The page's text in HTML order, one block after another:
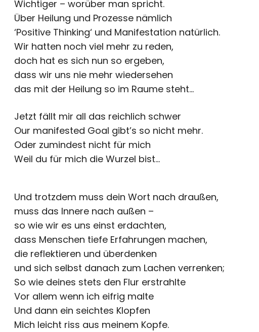
Wichtiger – worüber man spricht.
Über Heilung und Prozesse nämlich
‘Positive Thinking‘ und Manifestation natürlich.
Wir hatten noch viel mehr zu reden,
doch hat es sich nun so ergeben,
dass wir uns nie mehr wiedersehen
das mit der Heilung so im Raume steht…
Jetzt fällt mir all das reichlich schwer
Our manifested Goal gibt’s so nicht mehr.
Oder zumindest nicht für mich
Weil du für mich die Wurzel bist…
Und trotzdem muss dein Wort nach draußen,
muss das Innere nach außen –
so wie wir es uns einst erdachten,
dass Menschen tiefe Erfahrungen machen,
die reflektieren und überdenken
und sich selbst danach zum Lachen verrenken;
So wie deines stets den Flur erstrahlte
Vor allem wenn ich eifrig malte
Und dann ein seichtes Klopfen
Mich leicht riss aus meinem Kopfe.